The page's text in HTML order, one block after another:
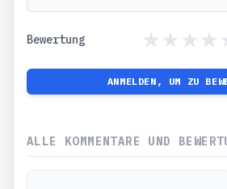
Bewertung
ANMELDEN, UM ZU
ALLE KOMMENTARE UND